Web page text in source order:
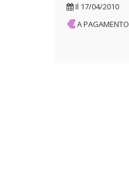
Il 17/04/2010
A PAGAMENTO